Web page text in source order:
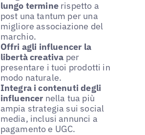
lungo terminerispetto a
post una tantum per una
migliore associazione del
marchio.
Offri agli influencer la
libertà creativa per
presentare i tuoi prodotti in
modo naturale.
Integra i contenuti degli
influencer nella tua più
ampia strategia sui social
media, inclusi annunci a
pagamento e UGC.